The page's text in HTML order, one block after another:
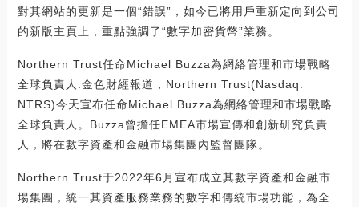
對其網站的更新是一個“錯誤”，如今已將用戶重新定向到公司
的新版主頁上，重點強調了“數字加密貨幣”業務。
Northern Trust任命Michael Buzza為網絡管理和市場戰略
全球負責人:金色財經報道，Northern Trust(Nasdaq:
NTRS)今天宣布任命Michael Buzza為網絡管理和市場戰略
全球負責人。Buzza曾擔任EMEA市場宣傳和創新研究負責
人，將在數字資產和金融市場集團內監督團隊。
Northern Trust于2022年6月宣布成立其數字資產和金融市
場集團，統一其資產服務業務的數字和傳統市場功能，為全